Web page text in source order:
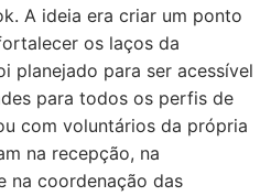
A ideia era criar um ponto
os laços da
planejado para ser acessível
para todos os perfis de
com voluntários da própria
na recepção, na
na coordenação das